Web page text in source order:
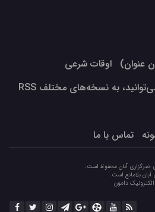
اوقات شرعی
با استفاده از لینک‌های زیر می‌توانید، به نسخه‌های مختلف RSS
تماس با ما
آبان محفوظ است.
آبان بلامانع است.
دامون